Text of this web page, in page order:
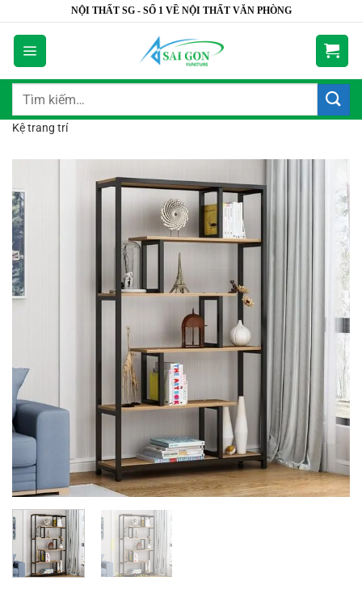
dung
NỘI THẤT SG - SỐ 1 VỀ NỘI THẤT VĂN PHÒNG
Tìm
Kệ trang trí